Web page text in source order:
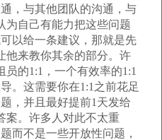
，与其他团队的沟通，与
为自己有能力把这些问题
以给一条建议，那就是先
他来教你其余的部分。许
员的1:1，一个有效率的1:1
。这需要你在1:1之前花足
，并且最好提前1天发给
案。许多人对此不太重
而不是一些开放性问题，